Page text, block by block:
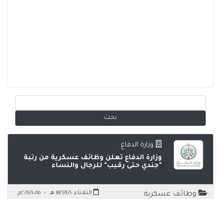
وزارة الدفاع
وزارة الدفاع تعلن وظائف عسكرية من رتبة
"جندي حتى رقيب" للرجال والنساء
وظائف عسكرية الثلاثاء ١٤٤٦/٤/١٠ هـ - ٢٠٢٤/١٠/١٥م